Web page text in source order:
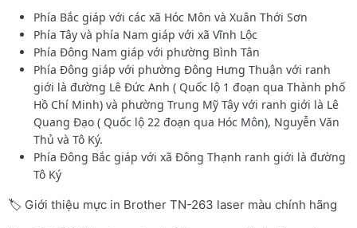
Phía Bắc giáp với các xã Hóc Môn và Xuân Thới Sơn
Phía Tây và phía Nam giáp với xã Vĩnh Lộc
Phía Đông Nam giáp với phường Bình Tân
Phía Đông giáp với phường Đông Hưng Thuận với ranh
giới là đường Lê Đức Anh ( Quốc lộ 1 đoạn qua Thành phố
Hồ Chí Minh) và phường Trung Mỹ Tây với ranh giới là Lê
Quang Đạo ( Quốc lộ 22 đoạn qua Hóc Môn), Nguyễn Văn
Thủ và Tô Ký.
Phía Đông Bắc giáp với xã Đông Thạnh ranh giới là đường
Tô Ký
🏷️ Giới thiệu mực in Brother TN-263 laser màu chính hãng